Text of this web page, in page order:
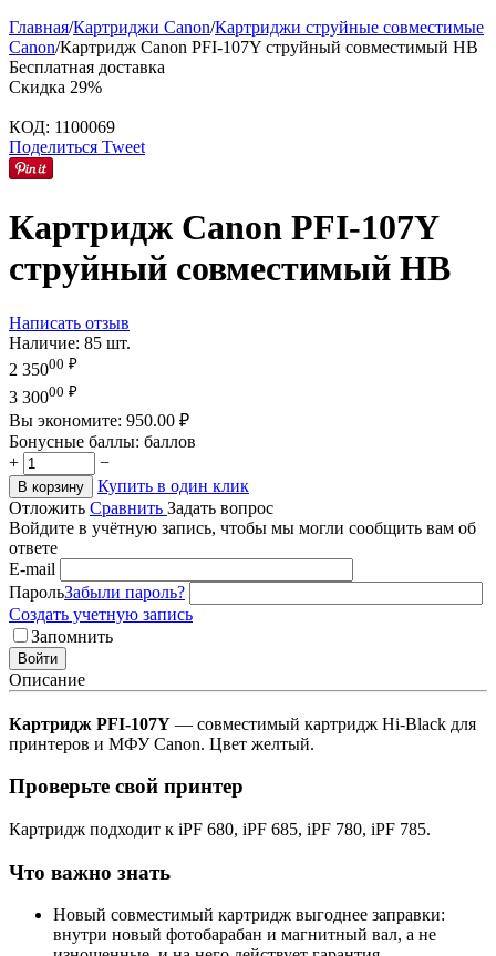
Главная/Картриджи Canon/Картриджи струйные совместимые
Canon/Картридж Canon PFI-107Y струйный совместимый HB
Бесплатная доставка
Скидка 29%
КОД: 1100069
Поделиться Tweet
Картридж Canon PFI-107Y
струйный совместимый HB
Написать отзыв
Наличие: 85 шт.
2 35000 ₽
3 30000 ₽
Вы экономите: 950.00 ₽
Бонусные баллы: баллов
+
−
В корзину
Купить в один клик
Отложить Сравнить Задать вопрос
Войдите в учётную запись, чтобы мы могли сообщить вам об
ответе
E-mail
ПарольЗабыли пароль?
Создать учетную запись
Запомнить
Войти
Описание
Картридж PFI-107Y — совместимый картридж Hi-Black для
принтеров и МФУ Canon. Цвет желтый.
Проверьте свой принтер
Картридж подходит к iPF 680, iPF 685, iPF 780, iPF 785.
Что важно знать
Новый совместимый картридж выгоднее заправки:
внутри новый фотобарабан и магнитный вал, а не